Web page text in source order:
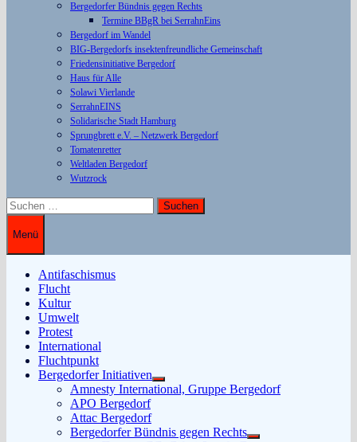
Bergedorfer Bündnis gegen Rechts
Termine BBgR bei SerrahnEins
Bergedorf im Wandel
BIG-Bergedorfs insektenfreundliche Gemeinschaft
Friedensinitiative Bergedorf
Haus für Alle
Solawi Vierlande
SerrahnEINS
Solidarische Stadt Hamburg
Sprungbrett e.V. – Netzwerk Bergedorf
Tomatenretter
Weltladen Bergedorf
Wutzrock
Suchen
nach:
Menü
Antifaschismus
Flucht
Kultur
Umwelt
Protest
International
Fluchtpunkt
Bergedorfer Initiativen
Untermenü
anzeigen
Amnesty International, Gruppe Bergedorf
APO Bergedorf
Attac Bergedorf
Bergedorfer Bündnis gegen Rechts